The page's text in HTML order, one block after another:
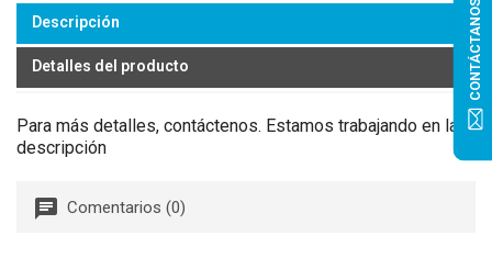
Descripción
Detalles del producto
Para más detalles, contáctenos. Estamos trabajando en la
descripción
Comentarios (0)
CONTÁCTANOS